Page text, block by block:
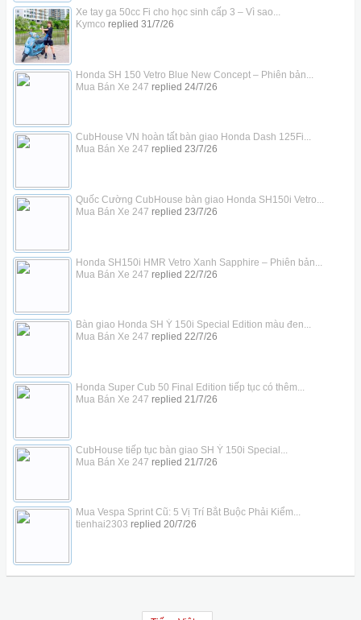
Xe tay ga 50cc Fi cho học sinh cấp 3 – Vì sao...
Kymco replied 31/7/26
Honda SH 150 Vetro Blue New Concept – Phiên bản...
Mua Bán Xe 247 replied 24/7/26
CubHouse VN hoàn tất bàn giao Honda Dash 125Fi...
Mua Bán Xe 247 replied 23/7/26
Quốc Cường CubHouse bàn giao Honda SH150i Vetro...
Mua Bán Xe 247 replied 23/7/26
Honda SH150i HMR Vetro Xanh Sapphire – Phiên bản...
Mua Bán Xe 247 replied 22/7/26
Bàn giao Honda SH Ý 150i Special Edition màu đen...
Mua Bán Xe 247 replied 22/7/26
Honda Super Cub 50 Final Edition tiếp tục có thêm...
Mua Bán Xe 247 replied 21/7/26
CubHouse tiếp tục bàn giao SH Ý 150i Special...
Mua Bán Xe 247 replied 21/7/26
Mua Vespa Sprint Cũ: 5 Vị Trí Bắt Buộc Phải Kiểm...
tienhai2303 replied 20/7/26